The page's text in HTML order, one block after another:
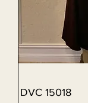
DVC 15018